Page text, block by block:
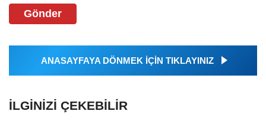
Gönder
ANASAYFAYA DÖNMEK İÇİN TIKLAYINIZ
İLGINIZI ÇEKEBILIR